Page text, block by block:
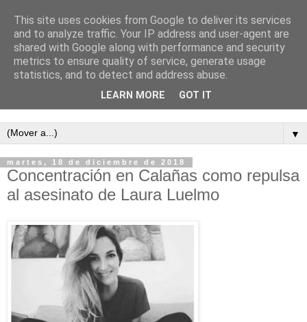
Semanario independiente de Calañas
▼
martes, 18 de diciembre de 2018
Concentración en Calañas como repulsa
al asesinato de Laura Luelmo
This site uses cookies from Google to deliver its services
and to analyze traffic. Your IP address and user-agent are
shared with Google along with performance and security
metrics to ensure quality of service, generate usage
statistics, and to detect and address abuse.
LEARN MORE GOT IT